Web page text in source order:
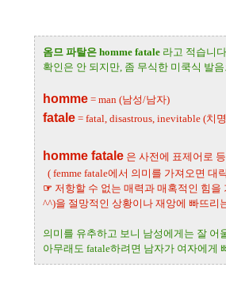
옴므 파탈은 homme fatale라고 적습니
확인은 안 되지만, 좀 무식한 미쿡식 발
homme= man (남성/남자)
fatale= fatal, disastrous, inevitable (치
homme fatale은 사전에 표제어로
( femme fatale에서 의미를 가져오면 대
☞ 저항할 수 없는 매력과 매혹적인 힘
^^)을 절망적인 상황이나 재앙에 빠뜨리
의미를 유추하고 보니 남성에게는 잘 어
아무래도 fatale하려면 남자가 여자에게